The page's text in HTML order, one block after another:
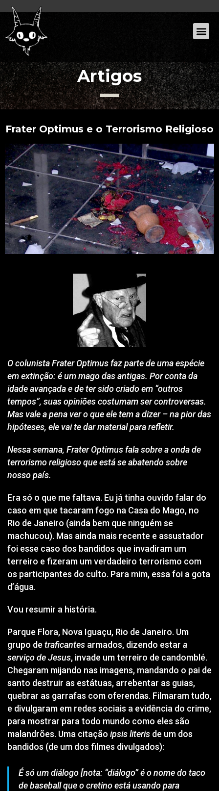
Artigos
Frater Optimus e o Terrorismo Religioso
O colunista Frater Optimus faz parte de uma espécie
em extinção: é um mago das antigas. Por conta da
idade avançada e de ter sido criado em “outros
tempos”, suas opiniões costumam ser controversas.
Mas vale a pena ver o que ele tem a dizer – na pior das
hipóteses, ele vai te dar material para refletir.
Nessa semana, Frater Optimus fala sobre a onda de
terrorismo religioso que está se abatendo sobre
nosso país.
Era só o que me faltava. Eu já tinha ouvido falar do
caso em que tacaram fogo na Casa do Mago, no
Rio de Janeiro (ainda bem que ninguém se
machucou). Mas ainda mais recente e assustador
foi esse caso dos bandidos que invadiram um
terreiro e fizeram um verdadeiro terrorismo com
os participantes do culto. Para mim, essa foi a gota
d’água.
Vou resumir a história.
Parque Flora, Nova Iguaçu, Rio de Janeiro. Um
grupo de traficantesarmados, dizendo estar a
serviço de Jesus, invade um terreiro de candomblé.
Chegaram mijando nas imagens, mandando o pai de
santo destruir as estátuas, arrebentar as guias,
quebrar as garrafas com oferendas. Filmaram tudo,
e divulgaram em redes sociais a evidência do crime,
para mostrar para todo mundo como eles são
malandrões. Uma citação ipsis literisde um dos
bandidos (de um dos filmes divulgados):
É só um diálogo [nota: “diálogo” é o nome do taco
de baseball que o cretino está usando para